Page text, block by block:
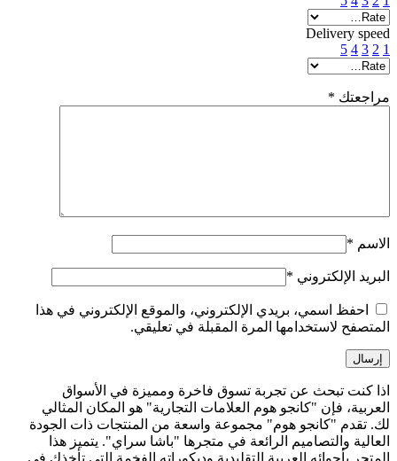
Delivery speed
1
2
3
4
5
مراجعتك *
الاسم *
البريد الإلكتروني *
احفظ اسمي، بريدي الإلكتروني، والموقع الإلكتروني في هذا
المتصفح لاستخدامها المرة المقبلة في تعليقي.
اذا كنت تبحث عن تجربة تسوق فاخرة ومميزة في الأسواق
العربية، فإن "كانجو هوم العلامات التجارية" هو المكان المثالي
لك. تقدم "كانجو هوم" مجموعة واسعة من المنتجات ذات الجودة
العالية والتصاميم الرائعة في متجرها "باشا سراي". يتميز هذا
المتجر بأجوائه العربية التقليدية وديكوراته الفخمة التي تأخذك في